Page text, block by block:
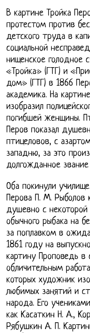
В картине Тройка
протестом против
детского труда в
социальной
нищенское голодное
«Тройка» (ГТГ) и
дом» (ГТГ) в 1866
академика. На
изобразил
погибшей женщины.
Перов показал
птицеловов, с
западню, за это
долгожданное
Оба покинули
Перова П. М. Рыболов
душевно с некоторой
обычного рыбака на
за поплавком в
1861 году на
картину Проповедь в
обличительным
которых художник
любимых занятий и
народа. Его
как Касаткин Н. А.,
Рябушкин А. П.